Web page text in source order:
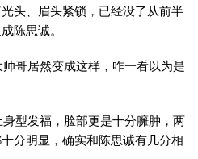
头、眉头紧锁，已经没了从前半
陈思诚。
哥居然变成这样，咋一看以为是
型发福，脸部更是十分臃肿，两
分明显，确实和陈思诚有几分相